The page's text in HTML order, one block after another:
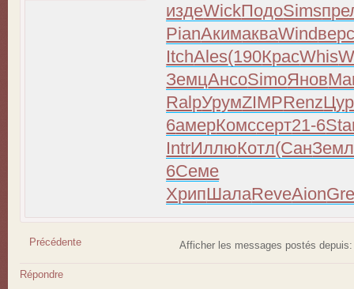
издеWickПодоSims
PianАкимакваWind
ItchAles(190КрасWhis
ЗемцАнсоSimoЯнов
RalpУрумZIMPRenz
6амерКомссерт21-6
IntrИллюКотл(СанЗемл
6Семе
ХрипШалаReveAion
Précédente Afficher les messages postés
Répondre